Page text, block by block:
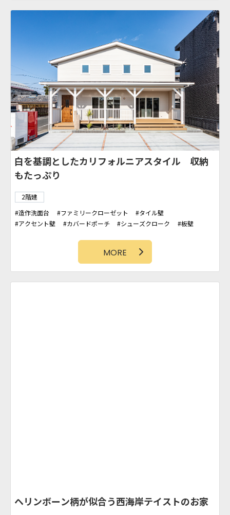
白を基調としたカリフォルニアスタイル 収納
もたっぷり
2階建
造作洗面台
ファミリークローゼット
タイル壁
アクセント壁
カバードポーチ シューズクローク
板壁
カリフォルニアスタイル
MORE
MORE